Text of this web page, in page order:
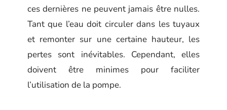
ces dernières ne peuvent jamais être nulles.
Tant que l’eau doit circuler dans les tuyaux
et remonter sur une certaine hauteur, les
pertes sont inévitables. Cependant, elles
doivent être minimes pour faciliter
l’utilisation de la pompe.